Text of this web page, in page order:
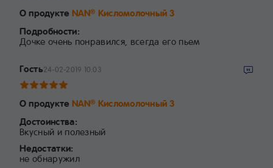
О продукте NAN® Кисломолочный 3
Подробности:
Дочке очень понравился, всегда его пьем
Гость24-02-2019 10:03
О продукте NAN® Кисломолочный 3
Достоинства:
Вкусный и полезный
Недостатки:
не обнаружил